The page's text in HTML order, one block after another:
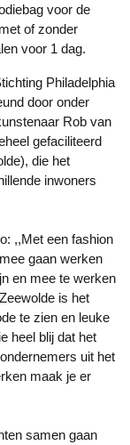
voor de
of zonder
voor 1 dag.
door onder
Rob van
gefaciliteerd
die het
inwoners
,,Met een fashion
gaan werken
en mee te werken
is het
te zien en leuke
heel blij dat het
uit het
maak je er
samen gaan